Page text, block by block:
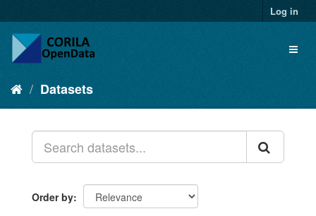
Log in
Datasets
Order by